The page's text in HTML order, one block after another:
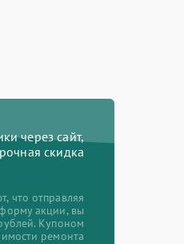
через сайт,
скидка
что отправляя
акции, вы
Купоном
ремонта